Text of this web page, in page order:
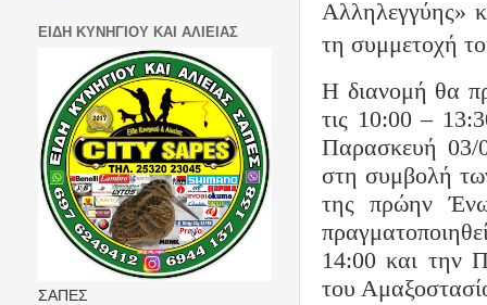
Αλληλεγγύης»
τη συμμετoχή
Η διανομή θα
τις 10:00 –
Παρασκευή 03/
στη συμβολή
της πρώην
14:00 και την
του
ΕΙΔΗ ΚΥΝΗΓΙΟΥ ΚΑΙ ΑΛΙΕΙΑΣ
ΣΑΠΕΣ